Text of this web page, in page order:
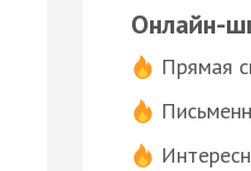
Онлайн-
Прямая